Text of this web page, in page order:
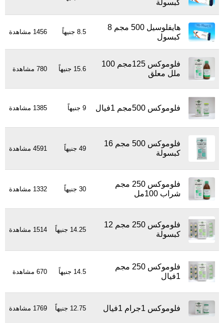
كبسولة
هايفلوسيل 500 مجم 8
كبسول
8.5 جنيهاً 1456 مشاهدة
فلوموكس 125مجم 100
ملل معلق
15.6 جنيهاً 780 مشاهدة
فلوموكس 500مجم 1فيال 9 جنيهاً 1385 مشاهدة
فلوموكس 500 مجم 16
كبسولة
49 جنيهاً 4591 مشاهدة
فلوموكس 250 مجم
شراب 100مل
30 جنيهاً 1332 مشاهدة
فلوموكس 250 مجم 12
كبسولة
14.25 جنيهاً 1514 مشاهدة
فلوموكس 250 مجم
1فيال
14.5 جنيهاً 670 مشاهدة
فلوموكس 1جرام 1فيال 12.75 جنيهاً 1769 مشاهدة